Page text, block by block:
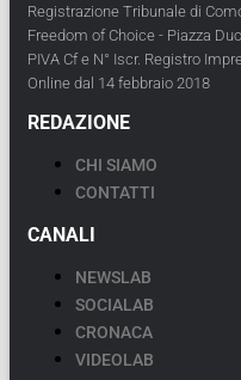
Registrazione Tribunale di
Freedom of Choice - Piazza
PIVA Cf e N° Iscr. Registro
Online dal 14 febbraio 2018
REDAZIONE
CHI SIAMO
CONTATTI
CANALI
NEWSLAB
SOCIALAB
CRONACA
VIDEOLAB